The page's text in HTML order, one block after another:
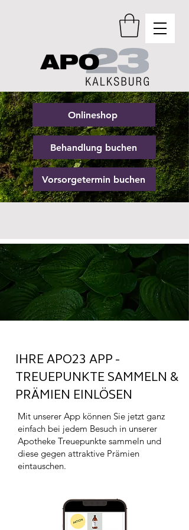
Vorsorgetermin buchen
Behandlung buchen
Onlineshop
IHRE APO23 APP -
TREUEPUNKTE SAMMELN &
PRÄMIEN EINLÖSEN
Mit unserer App können Sie jetzt ganz
einfach bei jedem Besuch in unserer
Apotheke Treuepunkte sammeln und
diese gegen attraktive Prämien
eintauschen.